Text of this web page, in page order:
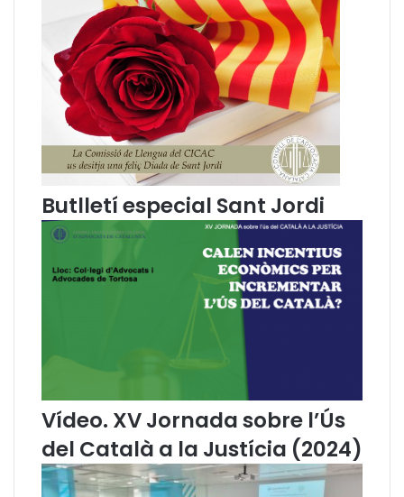
m
a
a
t
a
l
à
n
s
i
u
i
l
e
n
g
u
a
o
c
i
a
Butlletí especial Sant Jordi
Vídeo. XV Jornada sobre l’Ús
del Català a la Justícia (2024)